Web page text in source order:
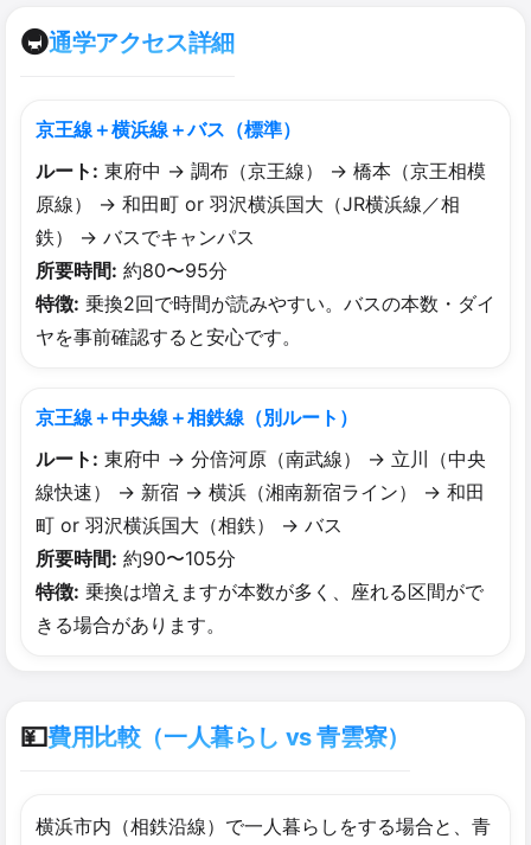
🚇通学アクセス詳細
京王線＋横浜線＋バス（標準）
ルート: 東府中 → 調布（京王線） → 橋本（京王相模
原線） → 和田町 or 羽沢横浜国大（JR横浜線／相
鉄） → バスでキャンパス
所要時間: 約80〜95分
特徴: 乗換2回で時間が読みやすい。バスの本数・ダイ
ヤを事前確認すると安心です。
京王線＋中央線＋相鉄線（別ルート）
ルート: 東府中 → 分倍河原（南武線） → 立川（中央
線快速） → 新宿 → 横浜（湘南新宿ライン） → 和田
町 or 羽沢横浜国大（相鉄） → バス
所要時間: 約90〜105分
特徴: 乗換は増えますが本数が多く、座れる区間がで
きる場合があります。
💴費用比較（一人暮らし vs 青雲寮）
横浜市内（相鉄沿線）で一人暮らしをする場合と、青